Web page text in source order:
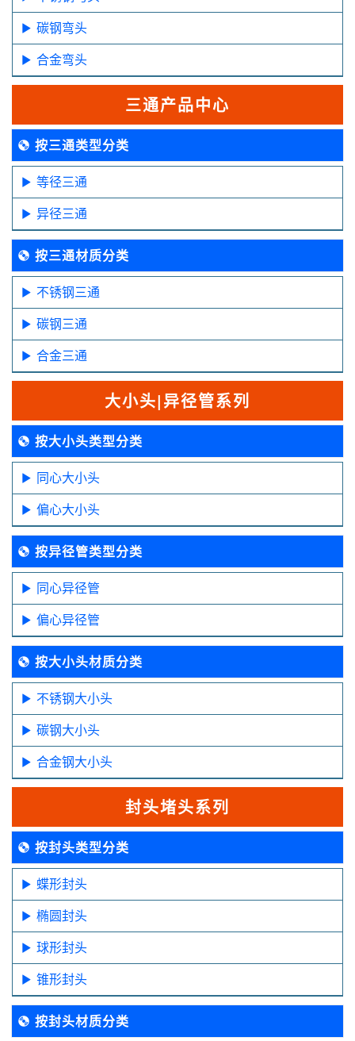
碳钢弯头
合金弯头
三通产品中心
按三通类型分类
等径三通
异径三通
按三通材质分类
不锈钢三通
碳钢三通
合金三通
大小头|异径管系列
按大小头类型分类
同心大小头
偏心大小头
按异径管类型分类
同心异径管
偏心异径管
按大小头材质分类
不锈钢大小头
碳钢大小头
合金钢大小头
封头堵头系列
按封头类型分类
蝶形封头
椭圆封头
球形封头
锥形封头
按封头材质分类